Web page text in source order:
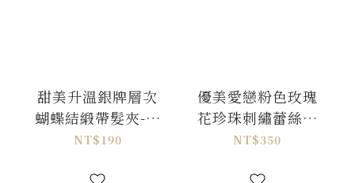
甜美升溫銀牌層次
蝴蝶結緞帶髮夾-珠
光白
NT$190
優美愛戀粉色玫瑰
花珍珠刺繡蕾絲項
鍊-粉X杏
NT$350